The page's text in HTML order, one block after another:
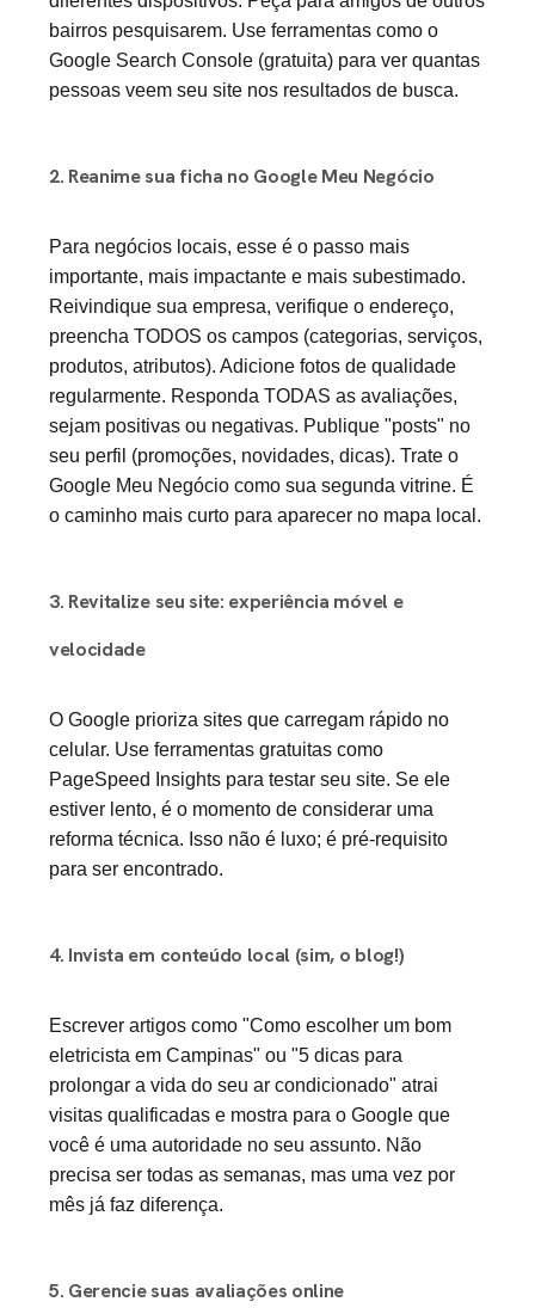
bairros pesquisarem. Use ferramentas como o
Google Search Console (gratuita) para ver quantas
pessoas veem seu site nos resultados de busca.
2. Reanime sua ficha no Google Meu Negócio
Para negócios locais, esse é o passo mais
importante, mais impactante e mais subestimado.
Reivindique sua empresa, verifique o endereço,
preencha TODOS os campos (categorias, serviços,
produtos, atributos). Adicione fotos de qualidade
regularmente. Responda TODAS as avaliações,
sejam positivas ou negativas. Publique "posts" no
seu perfil (promoções, novidades, dicas). Trate o
Google Meu Negócio como sua segunda vitrine. É
o caminho mais curto para aparecer no mapa local.
3. Revitalize seu site: experiência móvel e
velocidade
O Google prioriza sites que carregam rápido no
celular. Use ferramentas gratuitas como
PageSpeed Insights para testar seu site. Se ele
estiver lento, é o momento de considerar uma
reforma técnica. Isso não é luxo; é pré-requisito
para ser encontrado.
4. Invista em conteúdo local (sim, o blog!)
Escrever artigos como "Como escolher um bom
eletricista em Campinas" ou "5 dicas para
prolongar a vida do seu ar condicionado" atrai
visitas qualificadas e mostra para o Google que
você é uma autoridade no seu assunto. Não
precisa ser todas as semanas, mas uma vez por
mês já faz diferença.
5. Gerencie suas avaliações online